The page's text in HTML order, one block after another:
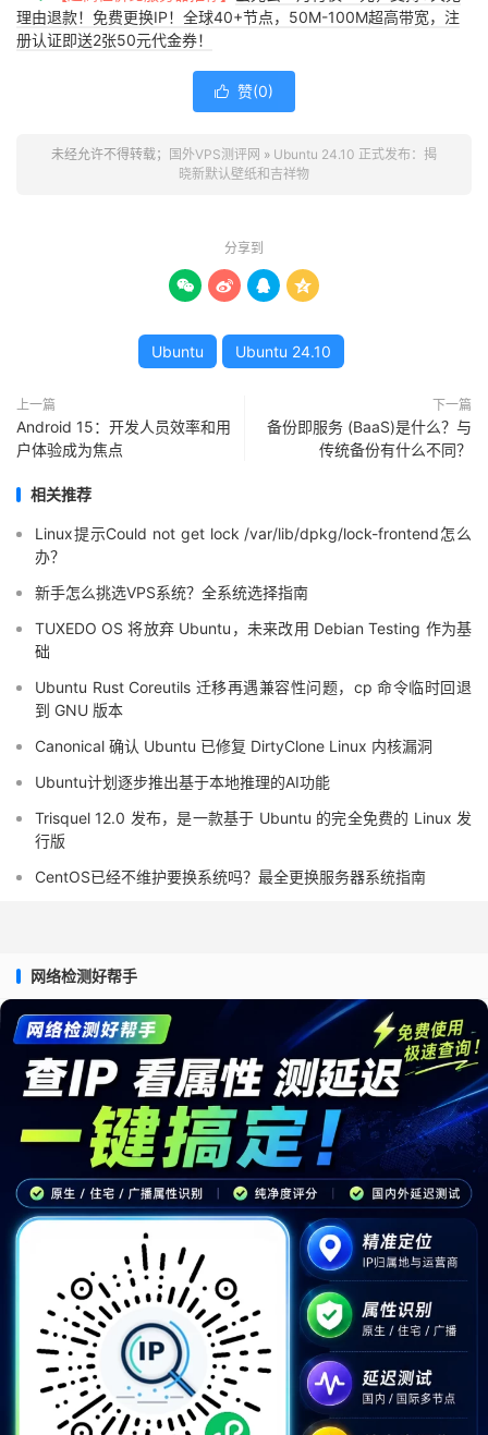
理由退款！免费更换IP！全球40+节点，50M-100M超高带宽，注
册认证即送2张50元代金券！
 赞(0)
未经允许不得转载； 国外VPS测评网 » Ubuntu 24.10 正式发布：揭
晓新默认壁纸和吉祥物
分享到
   
Ubuntu Ubuntu 24.10
上一篇
Android 15：开发人员效率和用
户体验成为焦点
下一篇
备份即服务 (BaaS)是什么？与
传统备份有什么不同？
相关推荐
Linux提示Could not get lock /var/lib/dpkg/lock-frontend怎么
办？
新手怎么挑选VPS系统？全系统选择指南
TUXEDO OS 将放弃 Ubuntu，未来改用 Debian Testing 作为基
础
Ubuntu Rust Coreutils 迁移再遇兼容性问题，cp 命令临时回退
到 GNU 版本
Canonical 确认 Ubuntu 已修复 DirtyClone Linux 内核漏洞
Ubuntu计划逐步推出基于本地推理的AI功能
Trisquel 12.0 发布，是一款基于 Ubuntu 的完全免费的 Linux 发
行版
CentOS已经不维护要换系统吗？最全更换服务器系统指南
网络检测好帮手